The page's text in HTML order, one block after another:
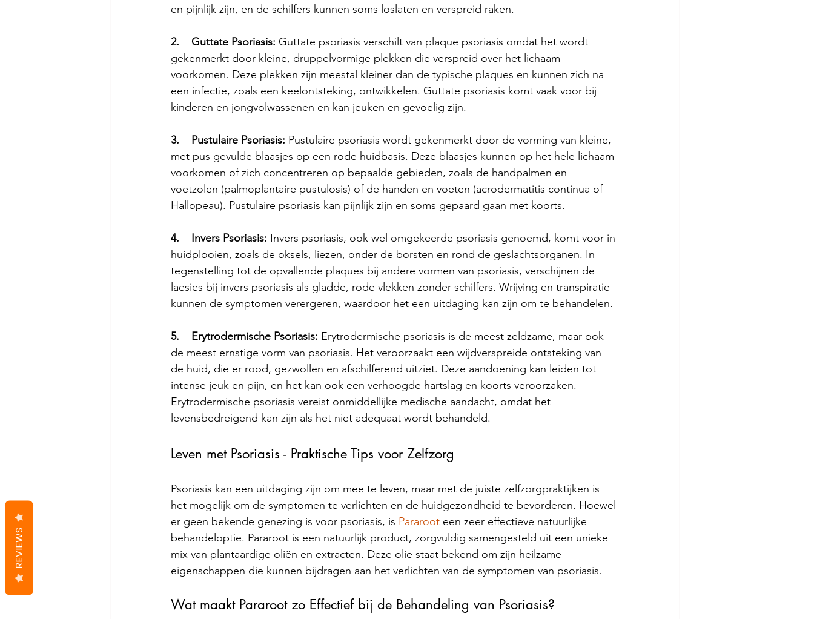
en pijnlijk zijn, en de schilfers kunnen soms loslaten en verspreid raken.
2.    Guttate Psoriasis: Guttate psoriasis verschilt van plaque psoriasis omdat het wordt
gekenmerkt door kleine, druppelvormige plekken die verspreid over het lichaam
voorkomen. Deze plekken zijn meestal kleiner dan de typische plaques en kunnen zich na
een infectie, zoals een keelontsteking, ontwikkelen. Guttate psoriasis komt vaak voor bij
kinderen en jongvolwassenen en kan jeuken en gevoelig zijn.
3.    Pustulaire Psoriasis: Pustulaire psoriasis wordt gekenmerkt door de vorming van kleine,
met pus gevulde blaasjes op een rode huidbasis. Deze blaasjes kunnen op het hele lichaam
voorkomen of zich concentreren op bepaalde gebieden, zoals de handpalmen en
voetzolen (palmoplantaire pustulosis) of de handen en voeten (acrodermatitis continua of
Hallopeau). Pustulaire psoriasis kan pijnlijk zijn en soms gepaard gaan met koorts.
4.    Invers Psoriasis: Invers psoriasis, ook wel omgekeerde psoriasis genoemd, komt voor in
huidplooien, zoals de oksels, liezen, onder de borsten en rond de geslachtsorganen. In
tegenstelling tot de opvallende plaques bij andere vormen van psoriasis, verschijnen de
laesies bij invers psoriasis als gladde, rode vlekken zonder schilfers. Wrijving en transpiratie
kunnen de symptomen verergeren, waardoor het een uitdaging kan zijn om te behandelen.
5.    Erytrodermische Psoriasis: Erytrodermische psoriasis is de meest zeldzame, maar ook
de meest ernstige vorm van psoriasis. Het veroorzaakt een wijdverspreide ontsteking van
de huid, die er rood, gezwollen en afschilferend uitziet. Deze aandoening kan leiden tot
intense jeuk en pijn, en het kan ook een verhoogde hartslag en koorts veroorzaken.
Erytrodermische psoriasis vereist onmiddellijke medische aandacht, omdat het
levensbedreigend kan zijn als het niet adequaat wordt behandeld.
Leven met Psoriasis - Praktische Tips voor Zelfzorg
Psoriasis kan een uitdaging zijn om mee te leven, maar met de juiste zelfzorgpraktijken is
het mogelijk om de symptomen te verlichten en de huidgezondheid te bevorderen. Hoewel
er geen bekende genezing is voor psoriasis, is Pararoot een zeer effectieve natuurlijke
behandeloptie. Pararoot is een natuurlijk product, zorgvuldig samengesteld uit een unieke
mix van plantaardige oliën en extracten. Deze olie staat bekend om zijn heilzame
eigenschappen die kunnen bijdragen aan het verlichten van de symptomen van psoriasis.
Wat maakt Pararoot zo Effectief bij de Behandeling van Psoriasis?
REVIEWS